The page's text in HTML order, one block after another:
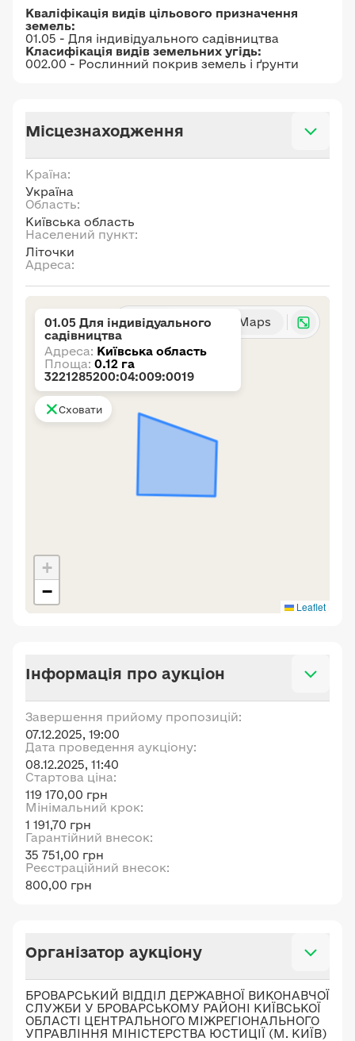
Кваліфікація видів цільового призначення
земель:
01.05 - Для індивідуального садівництва
Класифікація видів земельних угідь:
002.00 - Рослинний покрив земель і ґрунти
Місцезнаходження
Країна:
Україна
Область:
Київська область
Населений пункт:
Літочки
Адреса:
Карта Google Maps
+
−
Leaflet
01.05 Для індивідуального
садівництва
Адреса: Київська область
Площа: 0.12 га
3221285200:04:009:0019
Сховати
Інформація про аукціон
Завершення прийому пропозицій:
07.12.2025, 19:00
Дата проведення аукціону:
08.12.2025, 11:40
Стартова ціна:
119 170,00 грн
Мінімальний крок:
1 191,70 грн
Гарантійний внесок:
35 751,00 грн
Реєстраційний внесок:
800,00 грн
Організатор аукціону
БРОВАРСЬКИЙ ВІДДІЛ ДЕРЖАВНОЇ ВИКОНАВЧОЇ
СЛУЖБИ У БРОВАРСЬКОМУ РАЙОНІ КИЇВСЬКОЇ
ОБЛАСТІ ЦЕНТРАЛЬНОГО МІЖРЕГІОНАЛЬНОГО
УПРАВЛІННЯ МІНІСТЕРСТВА ЮСТИЦІЇ (М. КИЇВ)